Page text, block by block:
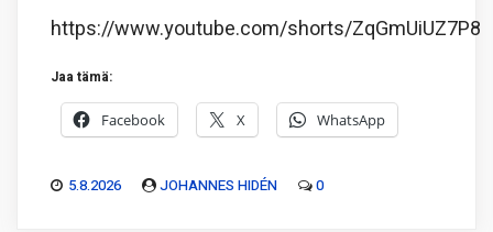
https://www.youtube.com/shorts/ZqGmUiUZ7P8
Jaa tämä:
Facebook X WhatsApp
5.8.2026 JOHANNES HIDÉN 0